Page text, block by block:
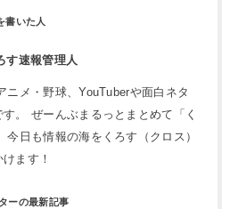
す速報管理人
ニメ・野球、YouTuberや面白ネタ
。 ぜーんぶまるっとまとめて「く
日も情報の海をくろす（クロス）
ます！